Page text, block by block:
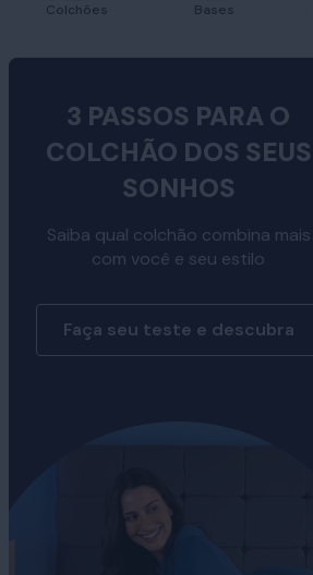
Colchões Bases
3 PASSOS PARA O
COLCHÃO DOS SEUS
SONHOS
Saiba qual colchão combina mais
com você e seu estilo
Faça seu teste e descubra